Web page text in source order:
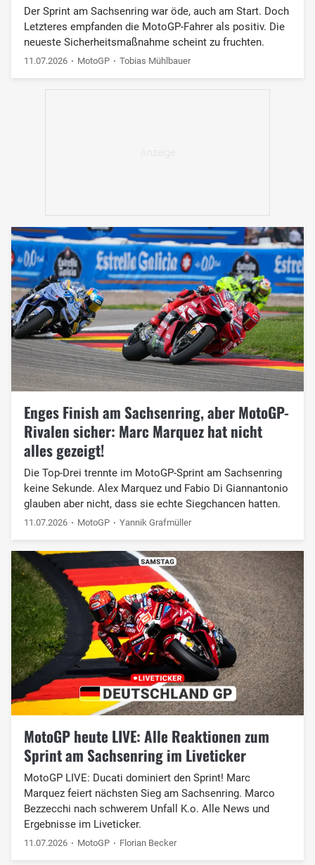
Der Sprint am Sachsenring war öde, auch am Start. Doch
Letzteres empfanden die MotoGP-Fahrer als positiv. Die
neueste Sicherheitsmaßnahme scheint zu fruchten.
11.07.2026 MotoGP Tobias Mühlbauer
Enges Finish am Sachsenring, aber MotoGP-
Rivalen sicher: Marc Marquez hat nicht
alles gezeigt!
Die Top-Drei trennte im MotoGP-Sprint am Sachsenring
keine Sekunde. Alex Marquez und Fabio Di Giannantonio
glauben aber nicht, dass sie echte Siegchancen hatten.
11.07.2026 MotoGP Yannik Grafmüller
MotoGP heute LIVE: Alle Reaktionen zum
Sprint am Sachsenring im Liveticker
MotoGP LIVE: Ducati dominiert den Sprint! Marc
Marquez feiert nächsten Sieg am Sachsenring. Marco
Bezzecchi nach schwerem Unfall K.o. Alle News und
Ergebnisse im Liveticker.
11.07.2026 MotoGP Florian Becker